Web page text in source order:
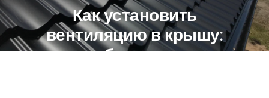
Как установить
вентиляцию в крышу:
особенности и